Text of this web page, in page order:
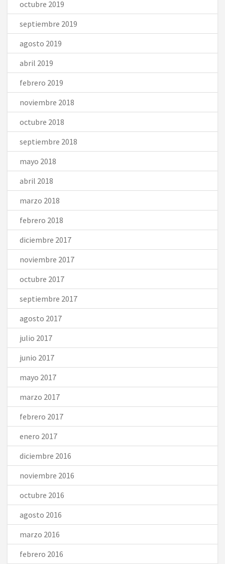
octubre 2019
septiembre 2019
agosto 2019
abril 2019
febrero 2019
noviembre 2018
octubre 2018
septiembre 2018
mayo 2018
abril 2018
marzo 2018
febrero 2018
diciembre 2017
noviembre 2017
octubre 2017
septiembre 2017
agosto 2017
julio 2017
junio 2017
mayo 2017
marzo 2017
febrero 2017
enero 2017
diciembre 2016
noviembre 2016
octubre 2016
agosto 2016
marzo 2016
febrero 2016